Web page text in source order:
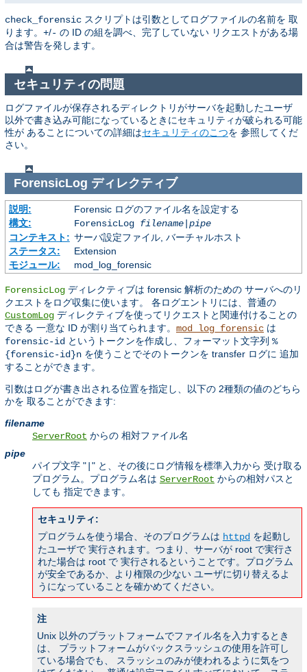
check_forensic スクリプトは引数としてログファイルの名前を 取
ります。 +/- の ID の組を調べ、完了していない リクエストがある場
合は警告を発します。
セキュリティの問題
ログファイルが保存されるディレクトリがサーバを起動したユーザ
以外で書き込み可能になっているときにセキュリティが破られる可能
性が あることについての詳細はセキュリティのこつを 参照してくだ
さい。
ForensicLog ディレクティブ
説明:
Forensic ログのファイル名を設定する
構文:
ForensicLog filename| pipe
コンテキスト: サーバ設定ファイル, バーチャルホスト
ステータス:
Extension
モジュール:
mod_log_forensic
ForensicLog ディレクティブは forensic 解析のための サーバへのリ
クエストをログ収集に使います。 各ログエントリには、普通の
CustomLog ディレクティブを使ってリクエストと関連付けることの
できる 一意な ID が割り当てられます。 mod_log_forensic は
forensic-id というトークンを作成し、フォーマット文字列 %
{forensic-id}n を使うことでそのトークンを transfer ログに 追加
することができます。
引数はログが書き出される位置を指定し、以下の 2種類の値のどちら
かを 取ることができます:
filename
ServerRoot からの 相対ファイル名
pipe
パイプ文字 " " と、その後にログ情報を標準入力から 受け取る
プログラム。プログラム名は ServerRoot からの相対パスと
しても 指定できます。
セキュリティ:
プログラムを使う場合、そのプログラムは httpd を起動し
たユーザで 実行されます。つまり、サーバが root で実行さ
れた場合は root で 実行されるということです。プログラム
が安全であるか、より権限の少ない ユーザに切り替えるよ
うになっていることを確かめてください。
注
Unix 以外のプラットフォームでファイル名を入力するとき
は、 プラットフォームがバックスラッシュの使用を許可し
ている場合でも、 スラッシュのみが使われるように気をつ